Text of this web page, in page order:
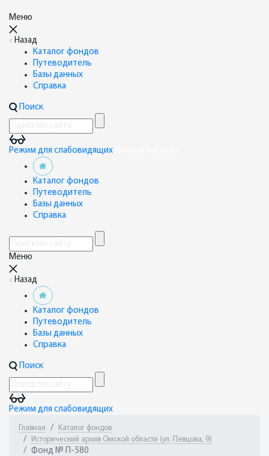
Меню
Назад
Каталог фондов
Путеводитель
Базы данных
Справка
Поиск
Режим для слабовидящих
Каталог фондов
Путеводитель
Базы данных
Справка
Меню
Назад
Каталог фондов
Путеводитель
Базы данных
Справка
Поиск
Режим для слабовидящих
Главная
Каталог фондов
Исторический архив Омской области (ул. Певцова, 9)
Фонд № П-580